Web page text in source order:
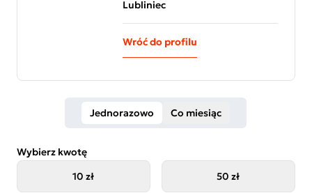
Lubliniec
Wróć do profilu
Jednorazowo Co miesiąc
Wybierz kwotę
10 zł
50 zł